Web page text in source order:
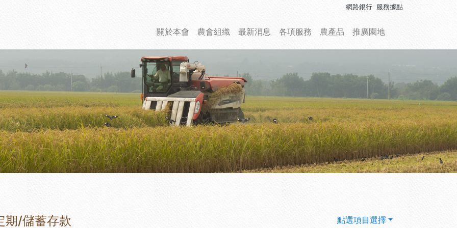
網路銀行 服務據點
關於本會 農會組織 最新消息 各項服務 農產品 推廣園地
期/儲蓄存款 點選項目選擇